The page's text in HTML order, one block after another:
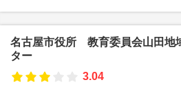
名古屋市役所 教育委員会山田地
ター
3.04